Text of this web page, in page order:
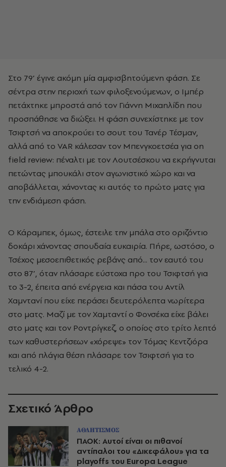
Στο 79’ έγινε ακόμη μία αμφισβητούμενη φάση. Σε
σέντρα στην περιοχή των φιλοξενούμενων, ο Ιμπέρ
πετάχτηκε μπροστά από τον Γιάννη Μιχαηλίδη που
προσπάθησε να διώξει. Η φάση συνεχίστηκε με τον
Τσιφτσή να αποκρούει το σουτ του Τανέρ Τέσμαν,
αλλά από το VAR κάλεσαν τον Μπενγκοετσέα για on
field review: πέναλτι με τον Λουτσέσκου να εκρήγνυται
πετώντας μπουκάλι στον αγωνιστικό χώρο και να
αποβάλλεται, χάνοντας κι αυτός το πρώτο ματς για
την ενδιάμεση φάση.
Ο Κάραμπεκ, όμως, έστειλε την μπάλα στο οριζόντιο
δοκάρι χάνοντας σπουδαία ευκαιρία. Πήρε, ωστόσο, ο
Τσέχος μεσοεπιθετικός ρεβάνς από... τον εαυτό του
στο 87’, όταν πλάσαρε εύστοχα προ του Τσιφτσή για
το 3-2, έπειτα από ενέργεια και πάσα του Αντίλ
Χαμντανί που είχε περάσει δευτερόλεπτα νωρίτερα
στο ματς. Μαζί με τον Χαμταντί ο Φονσέκα είχε βάλει
στο ματς και τον Ροντρίγκεζ, ο οποίος στο τρίτο λεπτό
των καθυστερήσεων «χόρεψε» τον Τόμας Κεντζιόρα
και από πλάγια θέση πλάσαρε τον Τσιφτσή για το
τελικό 4-2.
Σχετικό Άρθρο
ΑΘΛΗΤΙΣΜΟΣ
ΠΑΟΚ: Αυτοί είναι οι πιθανοί
αντίπαλοι του «Δικεφάλου» για τα
playoffs του Europa League